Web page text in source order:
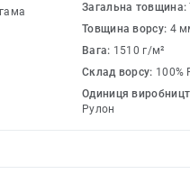
Загальна товщина:
Товщина ворсу: 4
Вага: 1510 г/м²
Склад ворсу: 100%
Одиниця
Рулон